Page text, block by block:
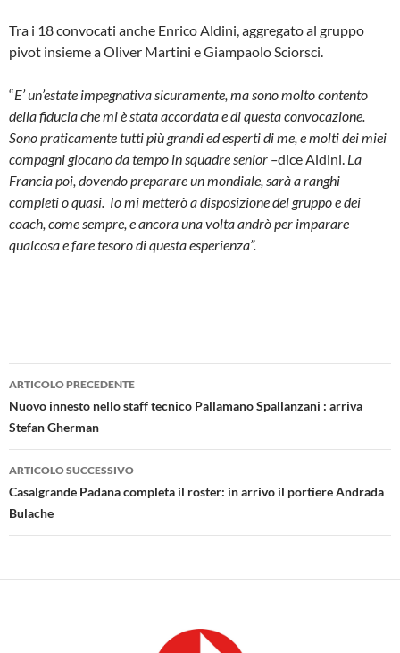
Tra i 18 convocati anche Enrico Aldini, aggregato al gruppo
pivot insieme a Oliver Martini e Giampaolo Sciorsci.
“E’ un’estate impegnativa sicuramente, ma sono molto contento
della fiducia che mi è stata accordata e di questa convocazione.
Sono praticamente tutti più grandi ed esperti di me, e molti dei miei
compagni giocano da tempo in squadre senior –dice Aldini. La
Francia poi, dovendo preparare un mondiale, sarà a ranghi
completi o quasi. Io mi metterò a disposizione del gruppo e dei
coach, come sempre, e ancora una volta andrò per imparare
qualcosa e fare tesoro di questa esperienza”.
Navigazione
articolo
ARTICOLO PRECEDENTE
Nuovo innesto nello staff tecnico Pallamano Spallanzani : arriva
Stefan Gherman
ARTICOLO SUCCESSIVO
Casalgrande Padana completa il roster: in arrivo il portiere Andrada
Bulache